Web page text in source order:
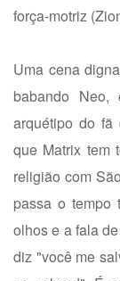
força-motriz
Uma cena
babando
arquétipo do fã
que Matrix tem
religião com
passa o tempo
olhos e a fala
diz "você me